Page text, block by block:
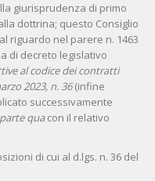
giurisprudenza di primo
dottrina; questo Consiglio
riguardo nel parere n. 1463
di decreto legislativo
al codice dei contratti
2023, n. 36(infine
successivamente
quacon il relativo
di cui al d.lgs. n. 36 del